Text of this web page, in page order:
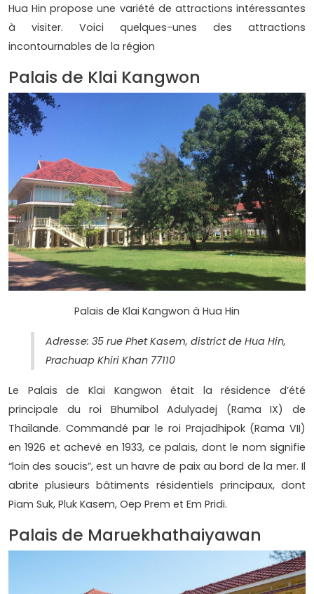
Hua Hin propose une variété de attractions intéressantes
à visiter. Voici quelques-unes des attractions
incontournables de la région
Palais de Klai Kangwon
Palais de Klai Kangwon à Hua Hin
Adresse: 35 rue Phet Kasem, district de Hua Hin,
Prachuap Khiri Khan 77110
Le Palais de Klai Kangwon était la résidence d’été
principale du roi Bhumibol Adulyadej (Rama IX) de
Thaïlande. Commandé par le roi Prajadhipok (Rama VII)
en 1926 et achevé en 1933, ce palais, dont le nom signifie
“loin des soucis”, est un havre de paix au bord de la mer. Il
abrite plusieurs bâtiments résidentiels principaux, dont
Piam Suk, Pluk Kasem, Oep Prem et Em Pridi.
Palais de Maruekhathaiyawan